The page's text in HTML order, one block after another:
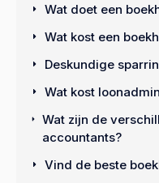
Wat doet een
Wat kost een
Deskundige
Wat kost
Wat zijn de
accountants?
Vind de beste